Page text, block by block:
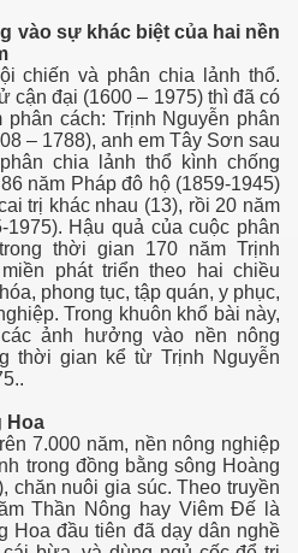
vào sự khác biệt của hai nền
chiến và phân chia lảnh thổ.
cận đại (1600 – 1975) thì đã có
cách: Trịnh Nguyễn phân
– 1788), anh em Tây Sơn sau
chia lảnh thổ kình chống
năm Pháp đô hộ (1859-1945)
trị khác nhau (13), rồi 20 năm
Hậu quả của cuộc phân
thời gian 170 năm Trịnh
phát triển theo hai chiều
phong tục, tập quán, y phục,
Trong khuôn khổ bài này,
ảnh hưởng vào nền nông
thời gian kể từ Trịnh Nguyễn
Hoa
7.000 năm, nền nông nghiệp
trong đồng bằng sông Hoàng
chăn nuôi gia súc. Theo truyền
Thần Nông hay Viêm Đế là
Hoa đầu tiên đã dạy dân nghề